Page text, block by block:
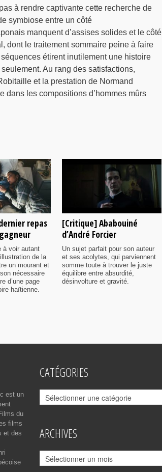
à rendre captivante cette recherche de
symbiose entre un côté
manquent d’assises solides et le côté
dont le traitement sommaire peine à faire
étirent inutilement une histoire
Au rang des satisfactions,
et la prestation de Normand
dans les compositions d’hommes mûrs
repas
voir autant
de la
un mourant et
nécessaire
d’une page
haïtienne.
[Critique] Ababouiné
d’André Forcier
Un sujet parfait pour son auteur
et ses acolytes, qui parviennent
somme toute à trouver le juste
équilibre entre absurdité,
désinvolture et gravité.
est un
du
films
et des
CATÉGORIES
Catégories
ARCHIVES
Archives